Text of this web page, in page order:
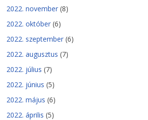
2022. november (8)
2022. október (6)
2022. szeptember (6)
2022. augusztus (7)
2022. július (7)
2022. június (5)
2022. május (6)
2022. április (5)